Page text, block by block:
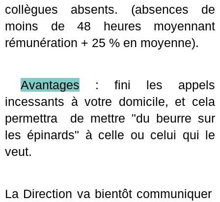
collègues absents. (absences de
moins de 48 heures moyennant
rémunération + 25 % en moyenne).
Avantages
: fini les appels
incessants à votre domicile, et cela
permettra de mettre "du beurre sur
les épinards" à celle ou celui qui le
veut.
La Direction va bientôt communiquer